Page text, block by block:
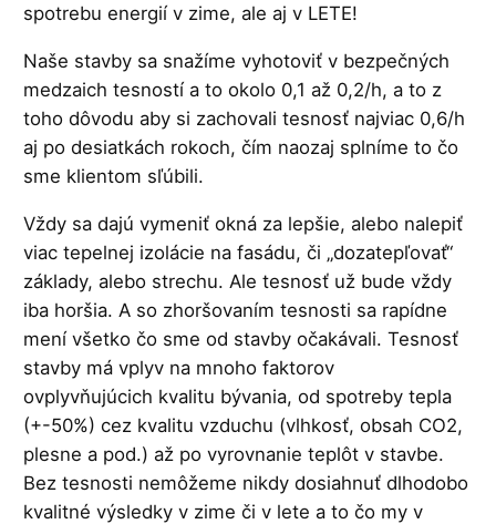
spotrebu energií v zime, ale aj v LETE!
Naše stavby sa snažíme vyhotoviť v bezpečných
medzaich tesností a to okolo 0,1 až 0,2/h, a to z
toho dôvodu aby si zachovali tesnosť najviac 0,6/h
aj po desiatkách rokoch, čím naozaj splníme to čo
sme klientom sľúbili.
Vždy sa dajú vymeniť okná za lepšie, alebo nalepiť
viac tepelnej izolácie na fasádu, či „dozatepľovať“
základy, alebo strechu. Ale tesnosť už bude vždy
iba horšia. A so zhoršovaním tesnosti sa rapídne
mení všetko čo sme od stavby očakávali. Tesnosť
stavby má vplyv na mnoho faktorov
ovplyvňujúcich kvalitu bývania, od spotreby tepla
(+-50%) cez kvalitu vzduchu (vlhkosť, obsah CO2,
plesne a pod.) až po vyrovnanie teplôt v stavbe.
Bez tesnosti nemôžeme nikdy dosiahnuť dlhodobo
kvalitné výsledky v zime či v lete a to čo my v